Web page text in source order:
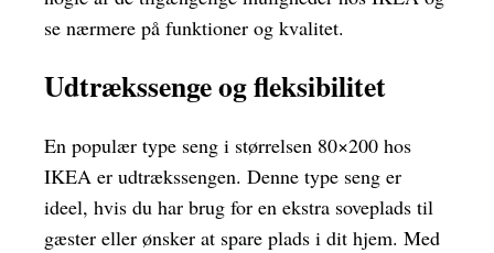
se nærmere på funktioner og kvalitet.
Udtrækssenge og fleksibilitet
En populær type seng i størrelsen 80×200 hos
IKEA er udtrækssengen. Denne type seng er
ideel, hvis du har brug for en ekstra soveplads til
gæster eller ønsker at spare plads i dit hjem. Med